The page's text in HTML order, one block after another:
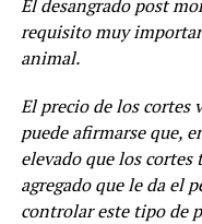
El desangrado post
requisito muy
animal.
El precio de los cortes
puede afirmarse que,
elevado que los
agregado que le da el
controlar este tipo de